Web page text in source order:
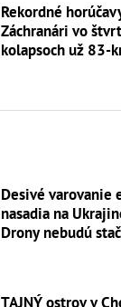
Rekordné
Záchranári vo
kolapsoch už 83-
Desivé varovanie
nasadia na
Drony nebudú
TAJNÝ ostrov v